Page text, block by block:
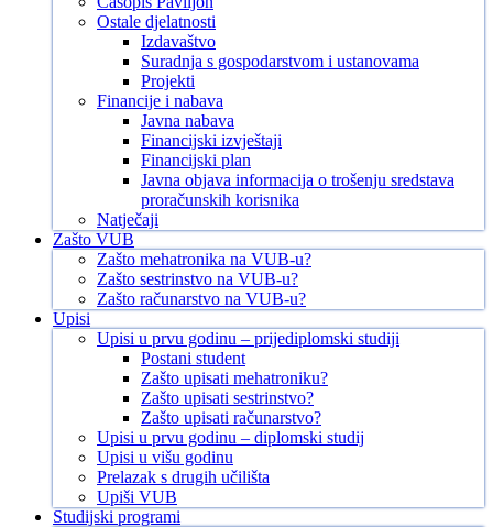
Ostale djelatnosti
Izdavaštvo
Suradnja s gospodarstvom i ustanovama
Projekti
Financije i nabava
Javna nabava
Financijski izvještaji
Financijski plan
Javna objava informacija o trošenju sredstava
proračunskih korisnika
Natječaji
Zašto VUB
Zašto mehatronika na VUB-u?
Zašto sestrinstvo na VUB-u?
Zašto računarstvo na VUB-u?
Upisi
Upisi u prvu godinu – prijediplomski studiji
Postani student
Zašto upisati mehatroniku?
Zašto upisati sestrinstvo?
Zašto upisati računarstvo?
Upisi u prvu godinu – diplomski studij
Upisi u višu godinu
Prelazak s drugih učilišta
Upiši VUB
Studijski programi